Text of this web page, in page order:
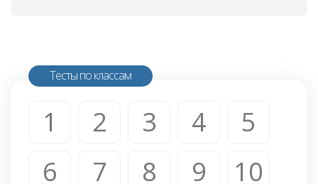
Тесты по классам
1 2 3 4
5
6
7 8 9 10